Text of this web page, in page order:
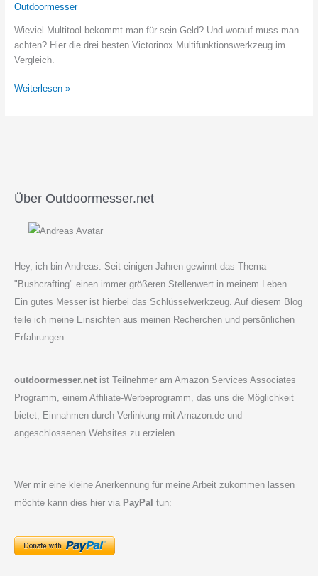
Outdoormesser
Wieviel Multitool bekommt man für sein Geld? Und worauf muss man
achten? Hier die drei besten Victorinox Multifunktionswerkzeug im
Vergleich.
Vergleich
gibt’s
den
größten
Gegenwert?
Weiterlesen »
Über Outdoormesser.net
Hey, ich bin Andreas. Seit einigen Jahren gewinnt das Thema
"Bushcrafting" einen immer größeren Stellenwert in meinem Leben.
Ein gutes Messer ist hierbei das Schlüsselwerkzeug. Auf diesem Blog
teile ich meine Einsichten aus meinen Recherchen und persönlichen
Erfahrungen.
outdoormesser.netist Teilnehmer am Amazon Services Associates
Programm, einem Affiliate-Werbeprogramm, das uns die Möglichkeit
bietet, Einnahmen durch Verlinkung mit Amazon.de und
angeschlossenen Websites zu erzielen.
Wer mir eine kleine Anerkennung für meine Arbeit zukommen lassen
möchte kann dies hier via PayPal tun: